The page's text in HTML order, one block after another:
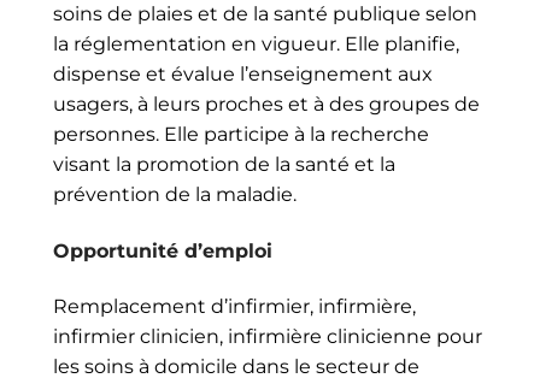
soins de plaies et de la santé publique selon
la réglementation en vigueur. Elle planifie,
dispense et évalue l’enseignement aux
usagers, à leurs proches et à des groupes de
personnes. Elle participe à la recherche
visant la promotion de la santé et la
prévention de la maladie.
Opportunité d’emploi
Remplacement d’infirmier, infirmière,
infirmier clinicien, infirmière clinicienne pour
les soins à domicile dans le secteur de